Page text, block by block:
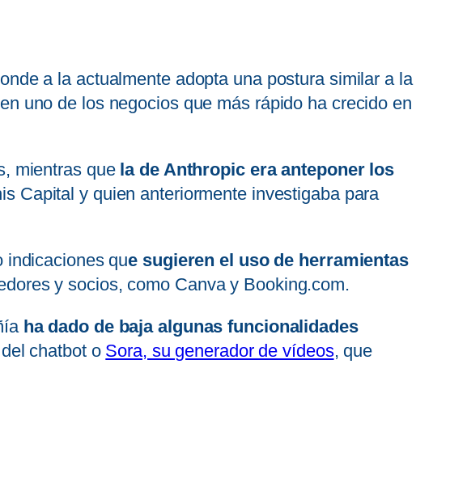
a la actualmente adopta una postura similar a la
uno de los negocios que más rápido ha crecido en
mientras quela de Anthropic era anteponer los
Capital y quien anteriormente investigaba para
indicaciones que sugieren el uso de herramientas
y socios, como Canva y Booking.com.
ha dado de baja algunas funcionalidades
chatbot o Sora, su generador de vídeos, que